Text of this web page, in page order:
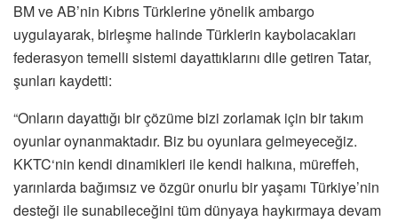
BM ve AB’nin Kıbrıs Türklerine yönelik ambargo
uygulayarak, birleşme halinde Türklerin kaybolacakları
federasyon temelli sistemi dayattıklarını dile getiren Tatar,
şunları kaydetti:
“Onların dayattığı bir çözüme bizi zorlamak için bir takım
oyunlar oynanmaktadır. Biz bu oyunlara gelmeyeceğiz.
KKTC‘nin kendi dinamikleri ile kendi halkına, müreffeh,
yarınlarda bağımsız ve özgür onurlu bir yaşamı Türkiye’nin
desteği ile sunabileceğini tüm dünyaya haykırmaya devam